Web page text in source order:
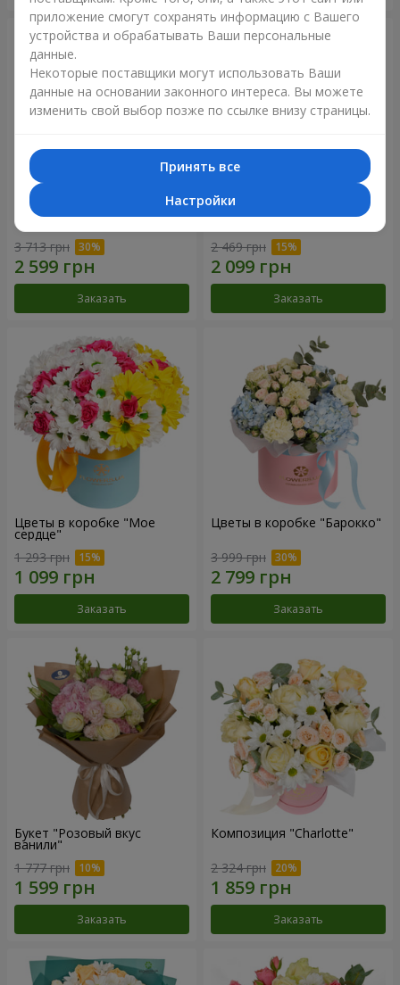
Букет "Крещатик"
3 713 грн
Заказать
Букет "Дежавю"
2 469 грн
Заказать
Цветы в коробке "Мое
сердце"
1 293 грн
Заказать
Цветы в коробке "Барокко"
3 999 грн
Заказать
Букет "Розовый вкус
ванили"
1 777 грн
Заказать
Композиция "Charlotte"
2 324 грн
Заказать
приложение смогут сохранять информацию с Вашего
устройства и обрабатывать Ваши персональные
данные.
Некоторые поставщики могут использовать Ваши
данные на основании законного интереса. Вы можете
изменить свой выбор позже по ссылке внизу страницы.
Принять все
Настройки